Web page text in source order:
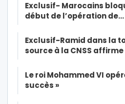
Exclusif- Marocains
début de l’opération de…
Exclusif-Ramid dans la
source à la CNSS
Le roi Mohammed VI
succès »